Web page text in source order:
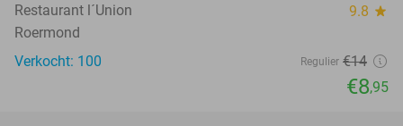
Restaurant l´Union 9.8 star
Roermond
Verkocht: 100
Regulier €14
€8,95